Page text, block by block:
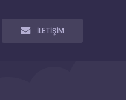
İLETİŞİM